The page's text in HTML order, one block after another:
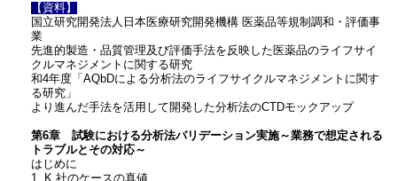
【資料】
国立研究開発法人日本医療研究開発機構 医薬品等規制調和・評価事
業
先進的製造・品質管理及び評価⼿法を反映した医薬品のライフサイ
クルマネジメントに関する研究
和4年度「AQbDによる分析法のライフサイクルマネジメントに関す
る研究」
より進んだ手法を活用して開発した分析法のCTDモックアップ
第6章 試験における分析法バリデーション実施～業務で想定される
トラブルとその対応～
はじめに
1. K 社のケースの真値